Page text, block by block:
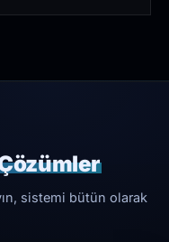
sistemi bütün olarak